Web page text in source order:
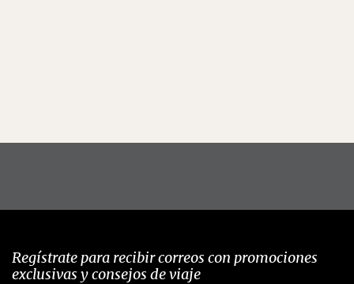
Regístrate para recibir correos con promociones
exclusivas y consejos de viaje